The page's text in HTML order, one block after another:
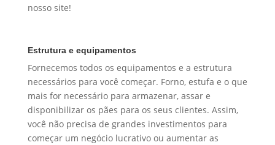
nosso site!
Estrutura e equipamentos
Fornecemos todos os equipamentos e a estrutura
necessários para você começar. Forno, estufa e o que
mais for necessário para armazenar, assar e
disponibilizar os pães para os seus clientes. Assim,
você não precisa de grandes investimentos para
começar um negócio lucrativo ou aumentar as